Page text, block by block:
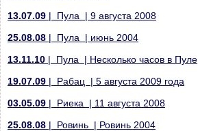
13.07.09 | Пула | 9 августа 2008
25.08.08 | Пула | июнь 2004
13.11.10 | Пула | Несколько часов в Пуле
19.07.09 | Рабац | 5 августа 2009 года
03.05.09 | Риека | 11 августа 2008
25.08.08 | Ровинь | Ровинь 2004